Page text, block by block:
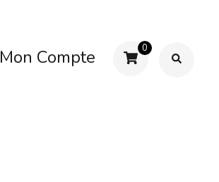
Mon Compte 0